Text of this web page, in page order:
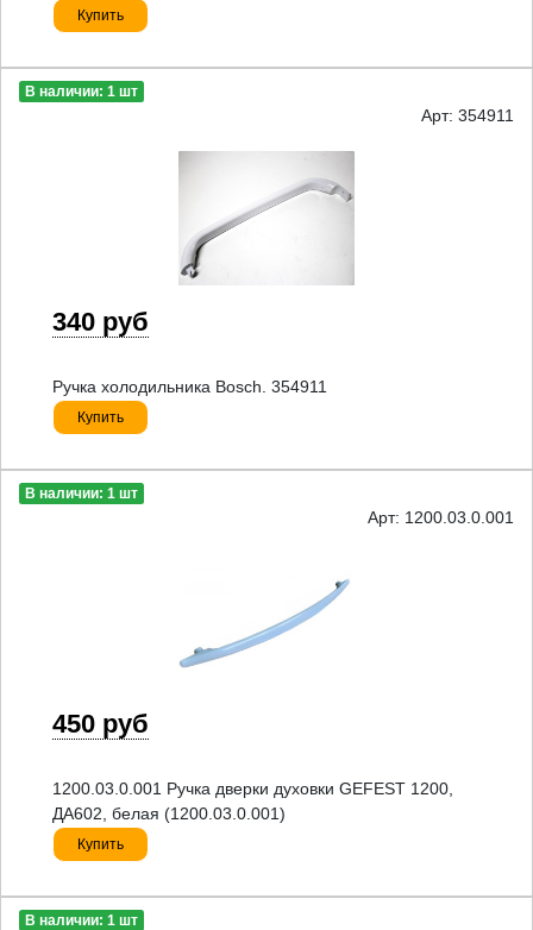
Купить
В наличии: 1 шт
Арт: 354911
340 руб
Ручка холодильника Bosch. 354911
Купить
В наличии: 1 шт
Арт: 1200.03.0.001
450 руб
1200.03.0.001 Ручка дверки духовки GEFEST 1200,
ДА602, белая (1200.03.0.001)
Купить
В наличии: 1 шт